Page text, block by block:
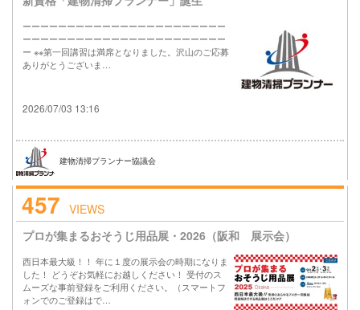
ーーーーーーーーーーーーーーーーーーーーーーー
ーーーーーーーーーーーーーーーーーーーーーーー
ー ※※第一回講習は満席となりました。沢山のご応募
ありがとうございま…
2026/07/03 13:16
建物清掃プランナー協議会
457 VIEWS
プロが集まるおそうじ用品展・2026（阪和 展示会）
西日本最大級！！ 年に１度の展示会の時期になりま
した！ どうぞお気軽にお越しください！ 受付のス
ムーズな事前登録をご利用ください。（スマートフ
ォンでのご登録はで…